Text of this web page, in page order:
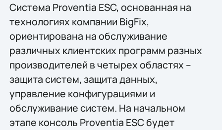
Система Proventia ESC, основанная на
технологиях компании BigFix,
ориентирована на обслуживание
различных клиентских программ разных
производителей в четырех областях –
защита систем, защита данных,
управление конфигурациями и
обслуживание систем. На начальном
этапе консоль Proventia ESC будет